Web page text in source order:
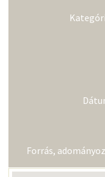
Forrás,